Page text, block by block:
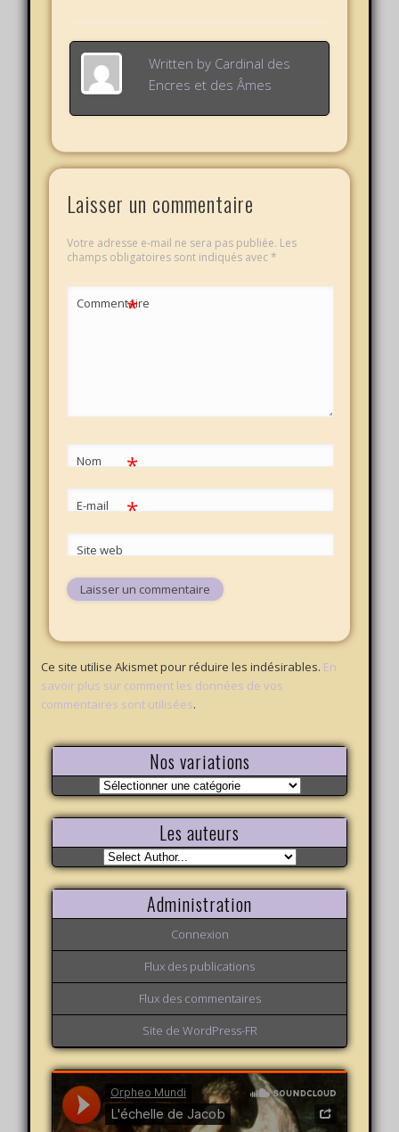
Written by Cardinal des
Encres et des Âmes
Laisser un commentaire
Votre adresse e-mail ne sera pas publiée. Les
champs obligatoires sont indiqués avec*
Commentaire
*
Nom *
E-mail *
Site web
Ce site utilise Akismet pour réduire les indésirables. En
savoir plus sur comment les données de vos
commentaires sont utilisées.
Nos variations
Nos
variations
Les auteurs
Administration
Connexion
Flux des publications
Flux des commentaires
Site de WordPress-FR